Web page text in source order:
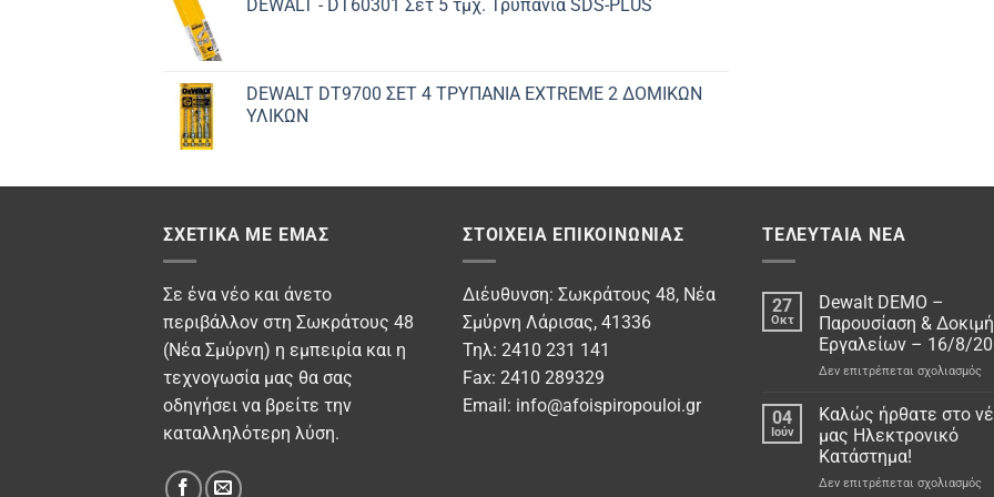
DEWALT - DT60301 Σετ 5 τμχ. Τρυπάνια SDS-PLUS
DEWALT DT9700 ΣET 4 ΤΡΥΠΑΝΙΑ EXTREME 2 ΔΟΜΙΚΩΝ
ΥΛΙΚΩΝ
ΣΧΕΤΙΚΆ ΜΕ ΕΜΆΣ
Σε ένα νέο και άνετο
περιβάλλον στη Σωκράτους 48
(Νέα Σμύρνη) η εμπειρία και η
τεχνογωσία μας θα σας
οδηγήσει να βρείτε την
καταλληλότερη λύση.
ΣΤΟΙΧΕΊΑ ΕΠΙΚΟΙΝΩΝΊΑΣ
Διέυθυνση: Σωκράτους 48, Νέα
Σμύρνη Λάρισας, 41336
Τηλ: 2410 231 141
Fax: 2410 289329
Email: info@afoispiropouloi.gr
ΤΕΛΕΥΤΑΊΑ ΝΈΑ
27
Οκτ
Dewalt DEMO –
Παρουσίαση & Δοκιμή
Εργαλείων – 16/8/
Δεν επιτρέπεται σχολιασμόςστο
04
Ιούν
Καλώς ήρθατε στο
μας Ηλεκτρονικό
Κατάστημα!
Δεν επιτρέπεται σχολιασμόςστο